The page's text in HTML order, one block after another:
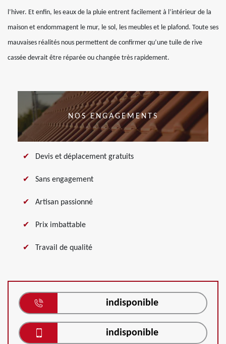
l’hiver. Et enfin, les eaux de la pluie entrent facilement à l’intérieur de la
maison et endommagent le mur, le sol, les meubles et le plafond. Toute ses
mauvaises réalités nous permettent de confirmer qu’une tuile de rive
cassée devrait être réparée ou changée très rapidement.
NOS ENGAGEMENTS
Devis et déplacement gratuits
Sans engagement
Artisan passionné
Prix imbattable
Travail de qualité
indisponible
indisponible